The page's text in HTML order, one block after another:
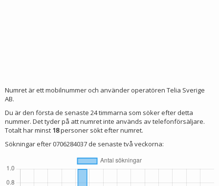
Numret är ett mobilnummer och använder operatören Telia Sverige
AB.
Du är den första de senaste 24 timmarna som söker efter detta
nummer. Det tyder på att numret inte används av telefonförsäljare.
Totalt har minst 18personer sökt efter numret.
Sökningar efter 0706284037 de senaste två veckorna: